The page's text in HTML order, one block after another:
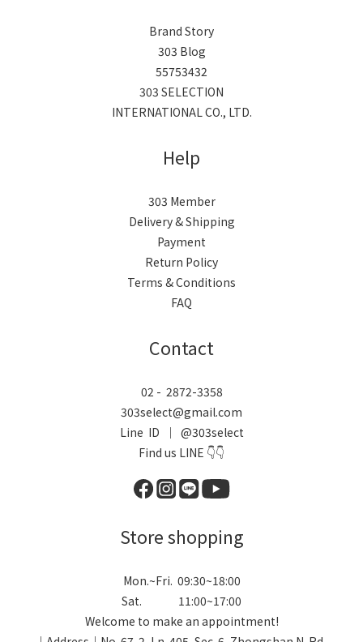
Brand Story
303 Blog
55753432
303 SELECTION
INTERNATIONAL CO., LTD.
Help
303 Member
Delivery & Shipping
Payment
Return Policy
Terms & Conditions
FAQ
Contact
02 - 2872-3358
303select@gmail.com
Line ID ｜ @303select
Find us LINE 👇👇
Store shopping
Mon.~Fri. 09:30~18:00
Sat. 11:00~17:00
Welcome to make an appointment!